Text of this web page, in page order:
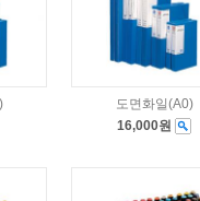
도면화일(A0)
16,000원